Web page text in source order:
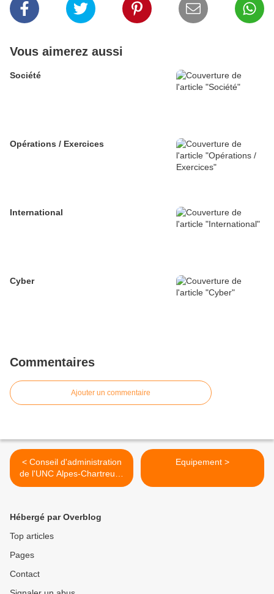
Vous aimerez aussi
Société
Opérations / Exercices
International
Cyber
Commentaires
Ajouter un commentaire
< Conseil d'administration
de l'UNC Alpes-Chartreuse
du 10 avril 2024 à Biviers
Equipement >
Hébergé par Overblog
Top articles
Pages
Contact